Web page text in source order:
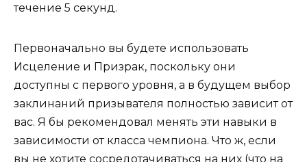
течение 5 секунд.
Первоначально вы будете использовать
Исцеление и Призрак, поскольку они
доступны с первого уровня, а в будущем выбор
заклинаний призывателя полностью зависит от
вас. Я бы рекомендовал менять эти навыки в
зависимости от класса чемпиона. Что ж, если
вы не хотите сосредотачиваться на них (что на